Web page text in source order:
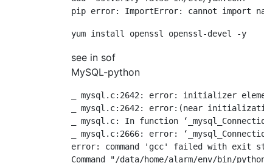
see in sof
MySQL-python
_ mysql.c:2642: error: initializer
_ mysql.c:2642: error:(near
_ mysql.c: In function
_ mysql.c:2666: error:
error: command 'gcc' failed with
Command "/data/home/alarm/env/bin/